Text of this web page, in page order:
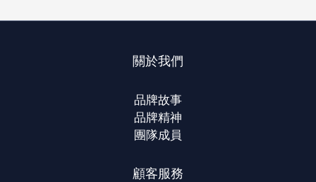
關於我們
品牌故事
品牌精神
團隊成員
顧客服務